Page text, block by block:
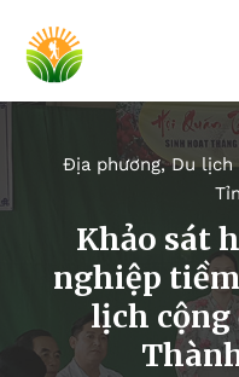
Địa phương,Du lịch
Khảo sát
nghiệp
lịch cộng